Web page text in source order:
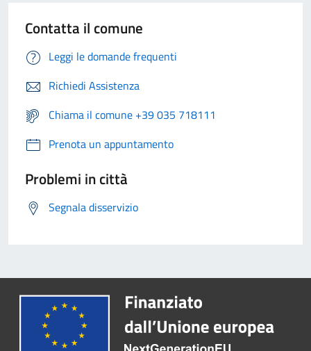
Contatta il comune
Leggi le domande frequenti
Richiedi Assistenza
Chiama il comune +39 035 718111
Prenota un appuntamento
Problemi in città
Segnala disservizio